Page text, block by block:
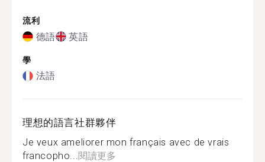
流利
德語 英語
學
法語
理想的語言社群夥伴
Je veux ameliorer mon français avec de vrais
francopho...閱讀更多